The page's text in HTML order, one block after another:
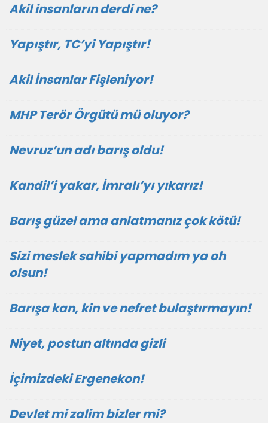
Akil insanların derdi ne?
Yapıştır, TC’yi Yapıştır!
Akil İnsanlar Fişleniyor!
MHP Terör Örgütü mü oluyor?
Nevruz’un adı barış oldu!
Kandil’i yakar, İmralı’yı yıkarız!
Barış güzel ama anlatmanız çok kötü!
Sizi meslek sahibi yapmadım ya oh
olsun!
Barışa kan, kin ve nefret bulaştırmayın!
Niyet, postun altında gizli
İçimizdeki Ergenekon!
Devlet mi zalim bizler mi?